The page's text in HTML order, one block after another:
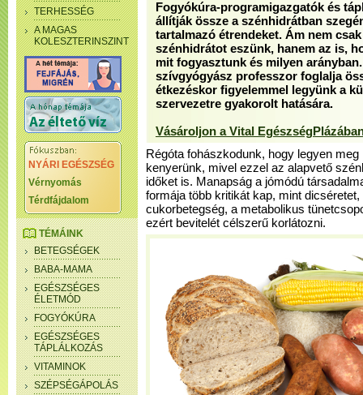
TERHESSÉG
A MAGAS
KOLESZTERINSZINT
NYÁRI EGÉSZSÉG
Vérnyomás
Térdfájdalom
TÉMÁINK
BETEGSÉGEK
BABA-MAMA
EGÉSZSÉGES
ÉLETMÓD
FOGYÓKÚRA
EGÉSZSÉGES
TÁPLÁLKOZÁS
VITAMINOK
SZÉPSÉGÁPOLÁS
Fogyókúra-programigazgatók és
állítják össze a szénhidrátban
tartalmazó étrendeket. Ám nem
szénhidrátot eszünk, hanem az is,
mit fogyasztunk és milyen
szívgyógyász professzor foglalja
étkezéskor figyelemmel legyünk a
szervezetre gyakorolt hatására.
Vásároljon a Vital
Régóta fohászkodunk, hogy legyen
kenyerünk, mivel ezzel az alapvető
időket is. Manapság a jómódú
formája több kritikát kap, mint
cukorbetegség, a metabolikus
ezért bevitelét célszerű korlátozni.